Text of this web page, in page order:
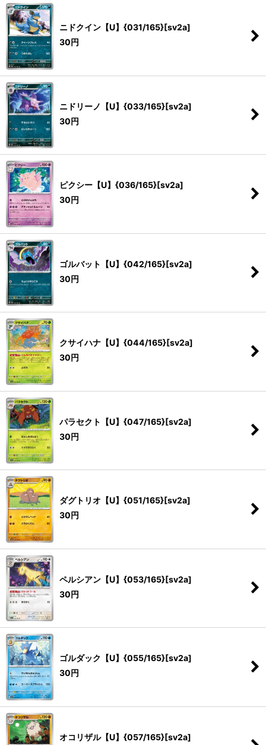
ニドクイン【U】{031/165}[sv2a]
30円
ニドリーノ【U】{033/165}[sv2a]
30円
ピクシー【U】{036/165}[sv2a]
30円
ゴルバット【U】{042/165}[sv2a]
30円
クサイハナ【U】{044/165}[sv2a]
30円
パラセクト【U】{047/165}[sv2a]
30円
ダグトリオ【U】{051/165}[sv2a]
30円
ペルシアン【U】{053/165}[sv2a]
30円
ゴルダック【U】{055/165}[sv2a]
30円
オコリザル【U】{057/165}[sv2a]